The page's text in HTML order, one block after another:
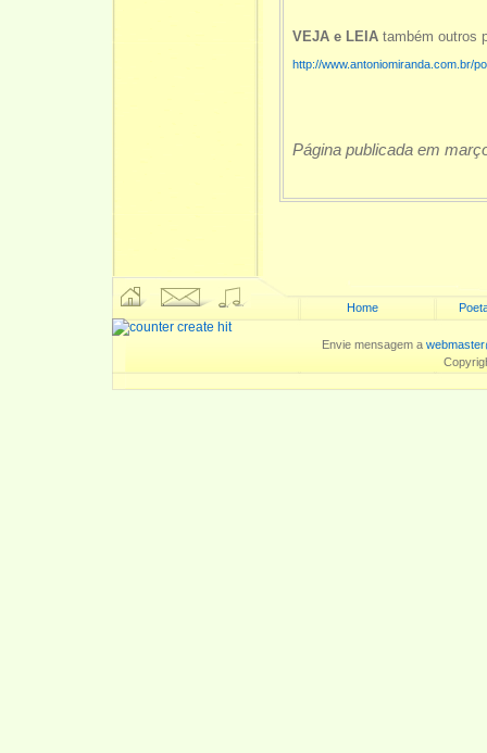
VEJA e LEIA também outros
http://www.antoniomiranda.com.br/
Página publicada em
Home
Envie mensagem a